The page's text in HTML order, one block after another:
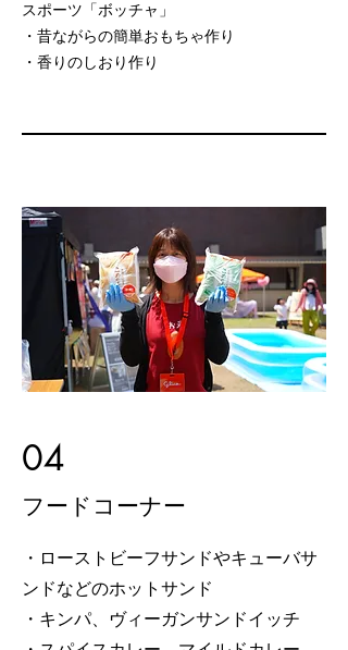
スポーツ「ボッチャ」
・昔ながらの簡単おもちゃ作り
・香りのしおり作り
04
​フードコーナー
・ローストビーフサンドやキューバサ
ンドなどのホットサンド
・キンパ、ヴィーガンサンドイッチ